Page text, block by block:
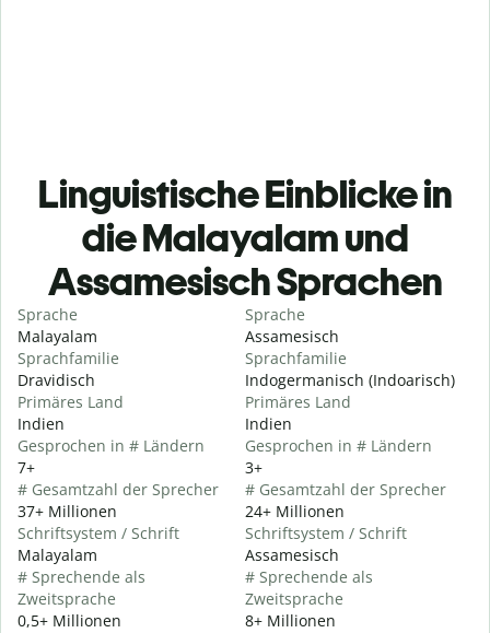
Linguistische Einblicke in
die Malayalam und
Assamesisch Sprachen
Sprache
Malayalam
Sprachfamilie
Dravidisch
Primäres Land
Indien
Gesprochen in # Ländern
7+
# Gesamtzahl der Sprecher
37+ Millionen
Schriftsystem / Schrift
Malayalam
# Sprechende als
Zweitsprache
0,5+ Millionen
Sprache
Assamesisch
Sprachfamilie
Indogermanisch (Indoarisch)
Primäres Land
Indien
Gesprochen in # Ländern
3+
# Gesamtzahl der Sprecher
24+ Millionen
Schriftsystem / Schrift
Assamesisch
# Sprechende als
Zweitsprache
8+ Millionen